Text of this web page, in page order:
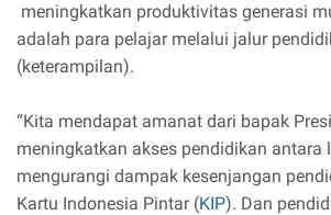
meningkatkan produktivitas generasi
adalah para pelajar melalui jalur
(keterampilan).
“Kita mendapat amanat dari bapak
meningkatkan akses pendidikan antara
mengurangi dampak kesenjangan
Kartu Indonesia Pintar (KIP). Dan